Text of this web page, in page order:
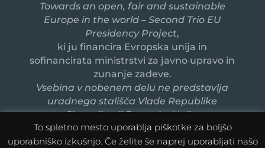
Towards an open, fair and sustainable
Europe in the world – Second Trio EU
Presidency Project,
ki ju financira Evropska unija in
sofinancirata ministrstvi za javno upravo in
zunanje zadeve.
Vsebina v nobenem delu ne predstavlja
uradnega stališča Vlade Republike
Slovenije ali Evropske Unije.
To spletno mesto uporablja piškotke za boljšo
uporabniško izkušnjo. Če želite še naprej uporabljati našo